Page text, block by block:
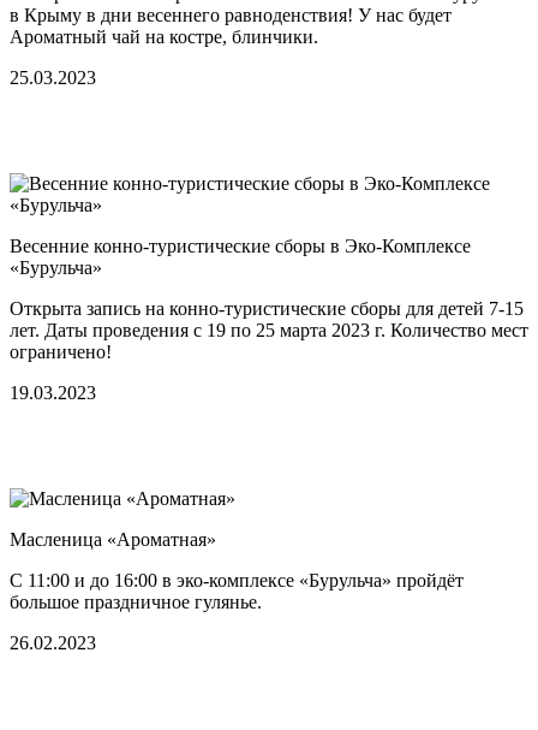
в Крыму в дни весеннего равноденствия! У нас будет
Ароматный чай на костре, блинчики.
25.03.2023
Весенние конно-туристические сборы в Эко-Комплексе
«Бурульча»
Открыта запись на конно-туристические сборы для детей 7-15
лет. Даты проведения с 19 по 25 марта 2023 г. Количество мест
ограничено!
19.03.2023
Масленица «Ароматная»
С 11:00 и до 16:00 в эко-комплексе «Бурульча» пройдёт
большое праздничное гулянье.
26.02.2023